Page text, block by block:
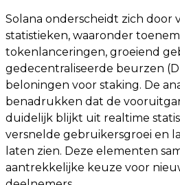
Solana onderscheidt zich door
statistieken, waaronder
tokenlanceringen, groeiend
gedecentraliseerde beurzen
beloningen voor staking. De
benadrukken dat de
duidelijk blijkt uit realtime
versnelde gebruikersgroei en
laten zien. Deze elementen
aantrekkelijke keuze voor